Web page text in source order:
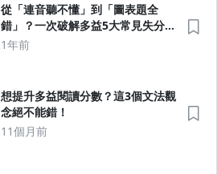
從「連音聽不懂」到「圖表題全
錯」？一次破解多益5大常見失分
點！
1年前
想提升多益閱讀分數？這3個文法觀
念絕不能錯！
11個月前